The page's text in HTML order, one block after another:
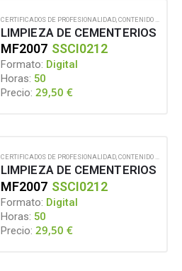
CERTIFICADOS DE PROFESIONALIDAD CONTENIDO EN FORMATO DIGITAL
LIMPIEZA DE CEMENTERIOS
MF2007 SSCI0212
Formato: Digital
Horas: 50
Precio: 29,50€
CERTIFICADOS DE PROFESIONALIDAD,CONTENIDO EN FORMATO DIGITAL
LIMPIEZA DE CEMENTERIOS
MF2007 SSCI0212
Formato: Digital
Horas: 50
Precio: 29,50€